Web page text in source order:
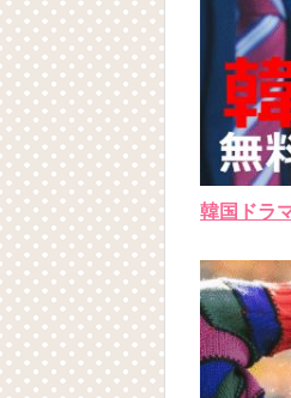
韓国ドラ